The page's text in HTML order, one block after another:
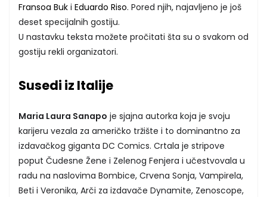
Fransoa Buk i Eduardo Riso. Pored njih, najavljeno je još
deset specijalnih gostiju.
U nastavku teksta možete pročitati šta su o svakom od
gostiju rekli organizatori.
Susedi iz Italije
Maria Laura Sanapo je sjajna autorka koja je svoju
karijeru vezala za američko tržište i to dominantno za
izdavačkog giganta DC Comics. Crtala je stripove
poput Čudesne Žene i Zelenog Fenjera i učestvovala u
radu na naslovima Bombice, Crvena Sonja, Vampirela,
Beti i Veronika, Arči za izdavače Dynamite, Zenoscope,